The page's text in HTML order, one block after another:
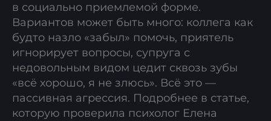
в социально приемлемой форме.
Вариантов может быть много: коллега как
будто назло «забыл» помочь, приятель
игнорирует вопросы, супруга с
недовольным видом цедит сквозь зубы
«всё хорошо, я не злюсь». Всё это —
пассивная агрессия. Подробнее в статье,
которую проверила психолог Елена